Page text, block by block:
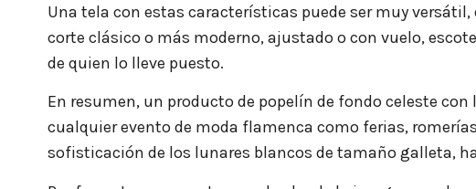
Una tela con estas características puede ser muy
corte clásico o más moderno, ajustado o con vuelo,
de quien lo lleve puesto.
En resumen, un producto de popelín de fondo celeste
cualquier evento de moda flamenca como ferias,
sofisticación de los lunares blancos de tamaño galleta,